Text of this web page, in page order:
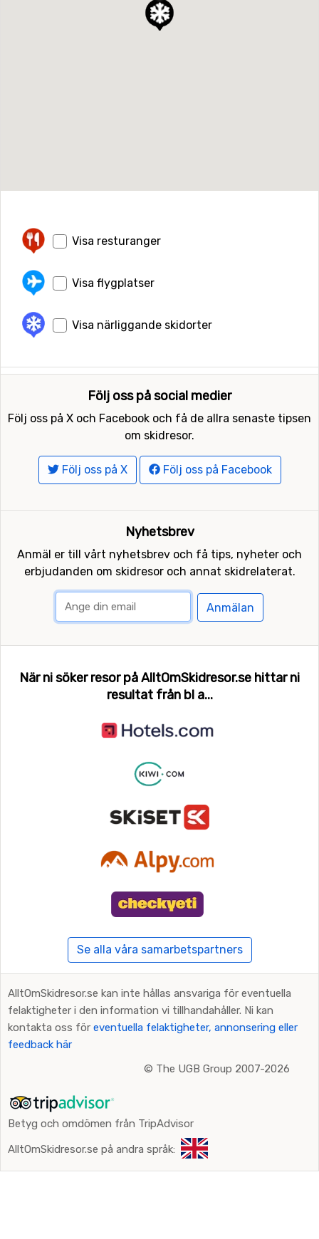
Visa resturanger
Visa flygplatser
Visa närliggande skidorter
Följ oss på social medier
Följ oss på X och Facebook och få de allra senaste tipsen
om skidresor.
Följ oss på X Följ oss på Facebook
Nyhetsbrev
Anmäl er till vårt nyhetsbrev och få tips, nyheter och
erbjudanden om skidresor och annat skidrelaterat.
Anmälan
När ni söker resor på AlltOmSkidresor.se hittar ni
resultat från bl a...
Se alla våra samarbetspartners
AlltOmSkidresor.se kan inte hållas ansvariga för eventuella
felaktigheter i den information vi tillhandahåller. Ni kan
kontakta oss för eventuella felaktigheter, annonsering eller
feedback här
© The UGB Group 2007-2026
Betyg och omdömen från TripAdvisor
AlltOmSkidresor.se på andra språk: